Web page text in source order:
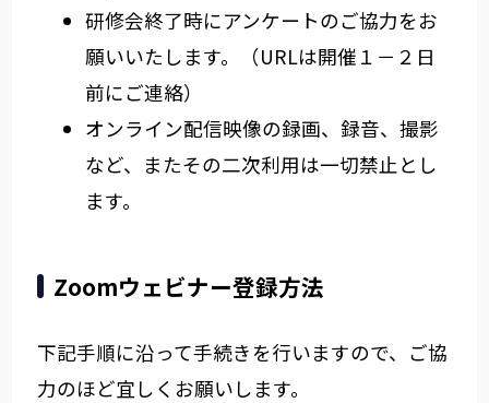
研修会終了時にアンケートのご協力をお
願いいたします。（URLは開催１－２日
前にご連絡）
オンライン配信映像の録画、録音、撮影
など、またその二次利用は一切禁止とし
ます。
Zoomウェビナー登録方法
下記手順に沿って手続きを行いますので、ご協
力のほど宜しくお願いします。